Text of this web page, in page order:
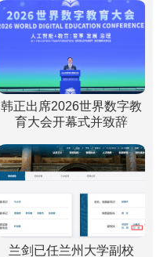
韩正出席2026世界数字教
育大会开幕式并致辞
兰剑已任兰州大学副校